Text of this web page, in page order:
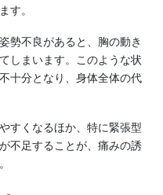
す。
勢不良があると、胸の動き
しまいます。このような状
十分となり、身体全体の代
すくなるほか、特に緊張型
不足することが、痛みの誘